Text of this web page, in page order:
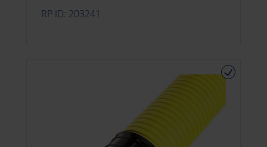
RP ID: 203241